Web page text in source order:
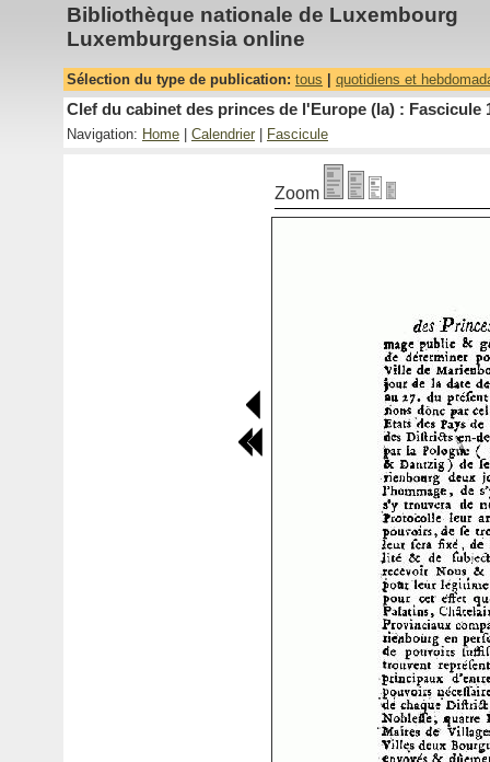
Bibliothèque nationale de Luxembourg
Luxemburgensia online
Sélection du type de publication: tous quotidiens et
Clef du cabinet des princes de l'Europe (la) : Fascicule
Navigation: Home Calendrier Fascicule
Zoom